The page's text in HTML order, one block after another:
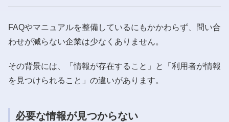
FAQやマニュアルを整備しているにもかかわらず、問い合
わせが減らない企業は少なくありません。
その背景には、「情報が存在すること」と「利用者が情報
を見つけられること」の違いがあります。
必要な情報が見つからない